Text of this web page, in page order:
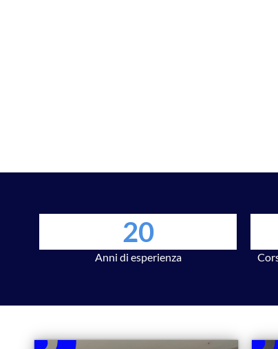
20
Anni di esperienza